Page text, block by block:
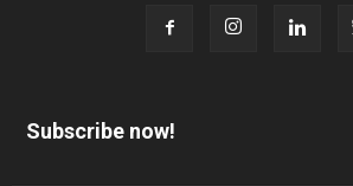
Subscribe now!